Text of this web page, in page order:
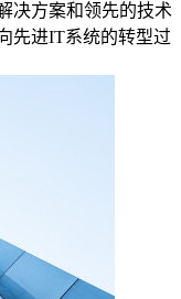
决方案和领先的技术
先进IT系统的转型过